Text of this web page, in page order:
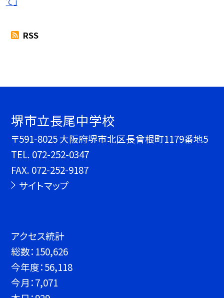
RSS
堺市立長尾中学校
〒591-8025 大阪府堺市北区長曾根町1179番地5
TEL. 072-252-0347
FAX. 072-252-9187
サイトマップ
アクセス統計
総数： 150,626
今年度：56,118
今月：7,071